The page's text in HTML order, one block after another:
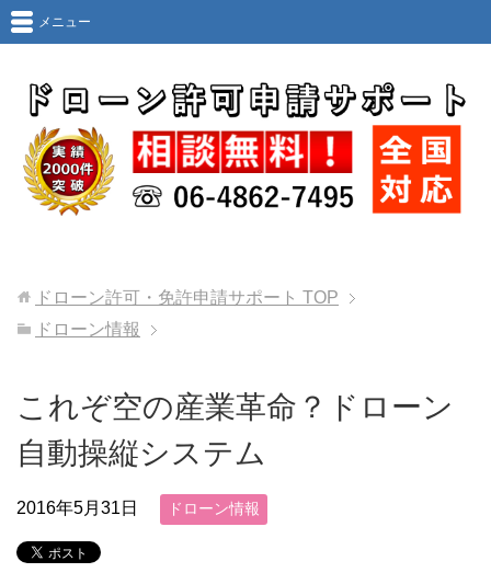
メニュー
ドローン許可・免許申請サポート TOP
ドローン情報
これぞ空の産業革命？ドローン
自動操縦システム
2016年5月31日 ドローン情報